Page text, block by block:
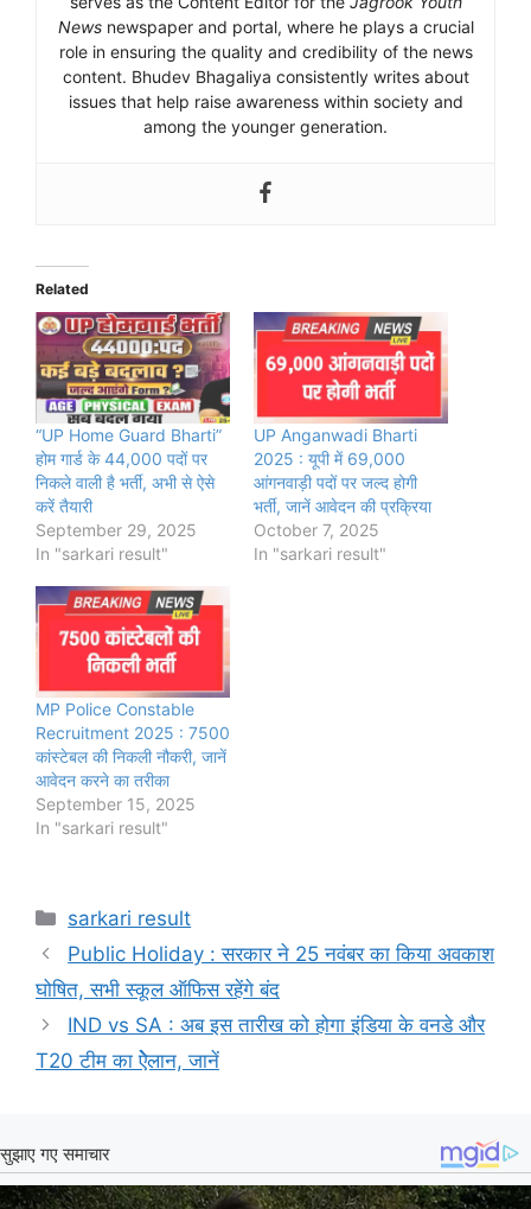
Newsnewspaper and portal, where he plays a crucial
role in ensuring the quality and credibility of the news
content. Bhudev Bhagaliya consistently writes about
issues that help raise awareness within society and
among the younger generation.
Related
“UP Home Guard Bharti”
होम गार्ड के 44,000 पदों पर
निकले वाली है भर्ती, अभी से ऐसे
करें तैयारी
September 29, 2025
In "sarkari result"
UP Anganwadi Bharti
2025 : यूपी में 69,000
आंगनवाड़ी पदों पर जल्द होगी
भर्ती, जानें आवेदन की प्रक्रिया
October 7, 2025
In "sarkari result"
MP Police Constable
Recruitment 2025 : 7500
कांस्टेबल की निकली नौकरी, जानें
आवेदन करने का तरीका
September 15, 2025
In "sarkari result"
Categories
sarkari result
Public Holiday : सरकार ने 25 नवंबर का किया अवकाश
घोषित, सभी स्कूल ऑफिस रहेंगे बंद
IND vs SA : अब इस तारीख को होगा इंडिया के वनडे और
T20 टीम का ऐेलान, जानें